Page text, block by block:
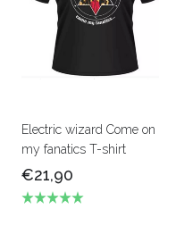
Electric wizard Come on
my fanatics T-shirt
€21,90